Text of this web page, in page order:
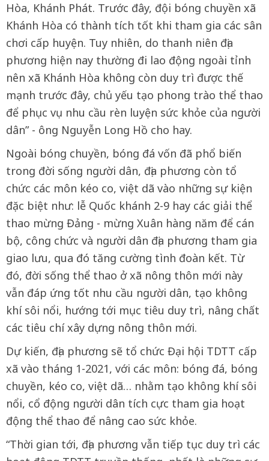
Hòa, Khánh Phát. Trước đây, đội bóng chuyền xã
Khánh Hòa có thành tích tốt khi tham gia các sân
chơi cấp huyện. Tuy nhiên, do thanh niên địa
phương hiện nay thường đi lao động ngoài tỉnh
nên xã Khánh Hòa không còn duy trì được thế
mạnh trước đây, chủ yếu tạo phong trào thể thao
để phục vụ nhu cầu rèn luyện sức khỏe của người
dân” - ông Nguyễn Long Hồ cho hay.
Ngoài bóng chuyền, bóng đá vốn đã phổ biến
trong đời sống người dân, địa phương còn tổ
chức các môn kéo co, việt dã vào những sự kiện
đặc biệt như: lễ Quốc khánh 2-9 hay các giải thể
thao mừng Đảng - mừng Xuân hàng năm để cán
bộ, công chức và người dân địa phương tham gia
giao lưu, qua đó tăng cường tình đoàn kết. Từ
đó, đời sống thể thao ở xã nông thôn mới này
vẫn đáp ứng tốt nhu cầu người dân, tạo không
khí sôi nổi, hướng tới mục tiêu duy trì, nâng chất
các tiêu chí xây dựng nông thôn mới.
Dự kiến, địa phương sẽ tổ chức Đại hội TDTT cấp
xã vào tháng 1-2021, với các môn: bóng đá, bóng
chuyền, kéo co, việt dã… nhằm tạo không khí sôi
nổi, cổ động người dân tích cực tham gia hoạt
động thể thao để nâng cao sức khỏe.
“Thời gian tới, địa phương vẫn tiếp tục duy trì các